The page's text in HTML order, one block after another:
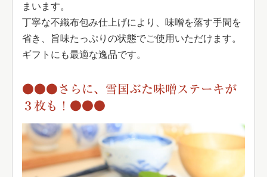
まいます。
丁寧な不織布包み仕上げにより、味噌を落す手間を
省き、旨味たっぷりの状態でご使用いただけます。
ギフトにも最適な逸品です。
●●●さらに、雪国ぶた味噌ステーキが
３枚も！●●●